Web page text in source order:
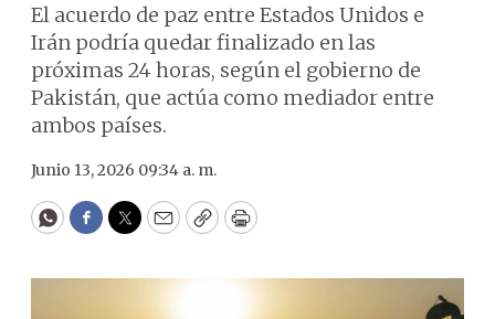
El acuerdo de paz entre Estados Unidos e
Irán podría quedar finalizado en las
próximas 24 horas, según el gobierno de
Pakistán, que actúa como mediador entre
ambos países.
Junio 13, 2026 09:34 a. m.
WhatsApp
Facebook
Twitter
EmailCopyPrint